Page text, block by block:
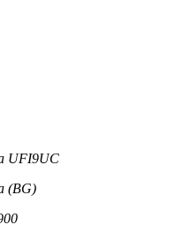
UFI9UC
(BG)